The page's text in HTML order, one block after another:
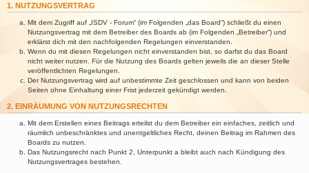
1. NUTZUNGSVERTRAG
Mit dem Zugriff auf „ISDV - Forum“ (im Folgenden „das Board“) schließt du einen
Nutzungsvertrag mit dem Betreiber des Boards ab (im Folgenden „Betreiber“) und
erklärst dich mit den nachfolgenden Regelungen einverstanden.
Wenn du mit diesen Regelungen nicht einverstanden bist, so darfst du das Board
nicht weiter nutzen. Für die Nutzung des Boards gelten jeweils die an dieser Stelle
veröffentlichten Regelungen.
Der Nutzungsvertrag wird auf unbestimmte Zeit geschlossen und kann von beiden
Seiten ohne Einhaltung einer Frist jederzeit gekündigt werden.
2. EINRÄUMUNG VON NUTZUNGSRECHTEN
Mit dem Erstellen eines Beitrags erteilst du dem Betreiber ein einfaches, zeitlich und
räumlich unbeschränktes und unentgeltliches Recht, deinen Beitrag im Rahmen des
Boards zu nutzen.
Das Nutzungsrecht nach Punkt 2, Unterpunkt a bleibt auch nach Kündigung des
Nutzungsvertrages bestehen.